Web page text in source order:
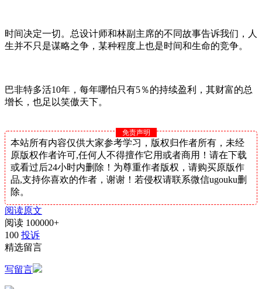
时间决定一切。总设计师和林副主席的不同故事告诉我们，人
生并不只是谋略之争，某种程度上也是时间和生命的竞争。
巴非特多活10年，每年哪怕只有5％的持续盈利，其财富的总
增长，也足以笑傲天下。
免责声明
本站所有内容仅供大家参考学习，版权归作者所有，未经
原版权作者许可,任何人不得擅作它用或者商用！请在下载
或看过后24小时内删除！为尊重作者版权，请购买原版作
品,支持你喜欢的作者，谢谢！若侵权请联系微信ugouku删
除。
阅读原文
阅读 100000+
100 投诉
精选留言
写留言